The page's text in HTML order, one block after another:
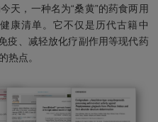
天，一种名为“桑黄”的药食两用
康清单。它不仅是历代古籍中
疫、减轻放化疗副作用等现代药
热点。